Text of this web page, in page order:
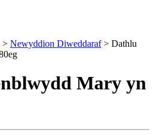
> Newyddion Diweddaraf> Dathlu
Mary yn